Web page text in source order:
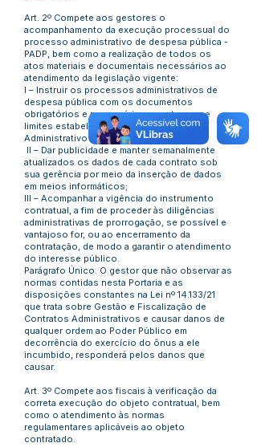
Art. 2º Compete aos gestores o
acompanhamento da execução processual do
processo administrativo de despesa pública -
PADP, bem como a realização de todos os
atos materiais e documentais necessários ao
atendimento da legislação vigente:
I – Instruir os processos administrativos de
despesa pública com os documentos
obrigatórios e necessários, nos termos e
limites estabelecidos pelo Contrato
Administrativo firmado;
II – Dar publicidade e manter semanalmente
atualizados os dados de cada contrato sob
sua gerência por meio da inserção de dados
em meios informáticos;
III – Acompanhar a vigência do instrumento
contratual, a fim de proceder às diligências
administrativas de prorrogação, se possível e
vantajoso for, ou ao encerramento da
contratação, de modo a garantir o atendimento
do interesse público.
Parágrafo Único. O gestor que não observar as
normas contidas nesta Portaria e as
disposições constantes na Lei nº 14.133/21
que trata sobre Gestão e Fiscalização de
Contratos Administrativos e causar danos de
qualquer ordem ao Poder Público em
decorrência do exercício do ônus a ele
incumbido, responderá pelos danos que
causar.
Art. 3º Compete aos fiscais à verificação da
correta execução do objeto contratual, bem
como o atendimento às normas
regulamentares aplicáveis ao objeto
contratado.